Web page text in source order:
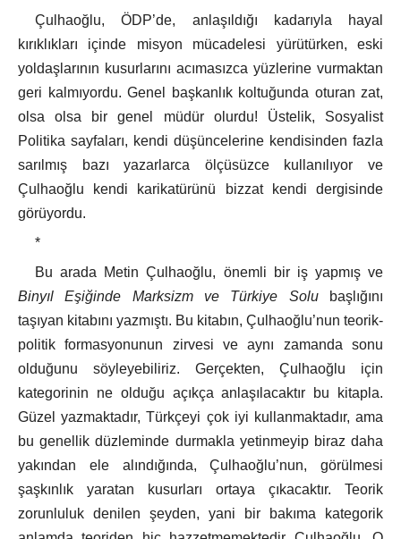
Çulhaoğlu, ÖDP’de, anlaşıldığı kadarıyla hayal
kırıklıkları içinde misyon mücadelesi yürütürken, eski
yoldaşlarının kusurlarını acımasızca yüzlerine vurmaktan
geri kalmıyordu. Genel başkanlık koltuğunda oturan zat,
olsa olsa bir genel müdür olurdu! Üstelik, Sosyalist
Politika sayfaları, kendi düşüncelerine kendisinden fazla
sarılmış bazı yazarlarca ölçüsüzce kullanılıyor ve
Çulhaoğlu kendi karikatürünü bizzat kendi dergisinde
görüyordu.
*
Bu arada Metin Çulhaoğlu, önemli bir iş yapmış ve
Binyıl Eşiğinde Marksizm ve Türkiye Solu
başlığını
taşıyan kitabını yazmıştı. Bu kitabın, Çulhaoğlu’nun teorik-
politik formasyonunun zirvesi ve aynı zamanda sonu
olduğunu söyleyebiliriz. Gerçekten, Çulhaoğlu için
kategorinin ne olduğu açıkça anlaşılacaktır bu kitapla.
Güzel yazmaktadır, Türkçeyi çok iyi kullanmaktadır, ama
bu genellik düzleminde durmakla yetinmeyip biraz daha
yakından ele alındığında, Çulhaoğlu’nun, görülmesi
şaşkınlık yaratan kusurları ortaya çıkacaktır. Teorik
zorunluluk denilen şeyden, yani bir bakıma kategorik